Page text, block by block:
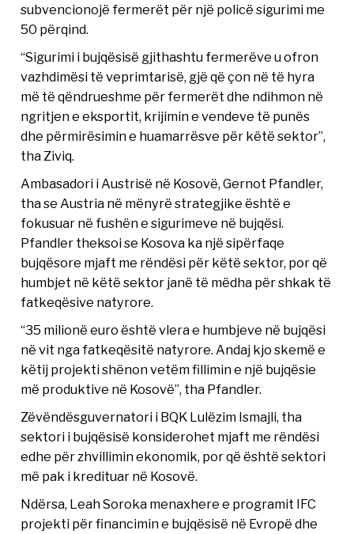
subvencionojë fermerët për një policë sigurimi me
50 përqind.
“Sigurimi i bujqësisë gjithashtu fermerëve u ofron
vazhdimësi të veprimtarisë, gjë që çon në të hyra
më të qëndrueshme për fermerët dhe ndihmon në
ngritjen e eksportit, krijimin e vendeve të punës
dhe përmirësimin e huamarrësve për këtë sektor”,
tha Ziviq.
Ambasadori i Austrisë në Kosovë, Gernot Pfandler,
tha se Austria në mënyrë strategjike është e
fokusuar në fushën e sigurimeve në bujqësi.
Pfandler theksoi se Kosova ka një sipërfaqe
bujqësore mjaft me rëndësi për këtë sektor, por që
humbjet në këtë sektor janë të mëdha për shkak të
fatkeqësive natyrore.
“35 milionë euro është vlera e humbjeve në bujqësi
në vit nga fatkeqësitë natyrore. Andaj kjo skemë e
këtij projekti shënon vetëm fillimin e një bujqësie
më produktive në Kosovë”, tha Pfandler.
Zëvëndësguvernatori i BQK Lulëzim Ismajli, tha
sektori i bujqësisë konsiderohet mjaft me rëndësi
edhe për zhvillimin ekonomik, por që është sektori
më pak i kredituar në Kosovë.
Ndërsa, Leah Soroka menaxhere e programit IFC
projekti për financimin e bujqësisë në Evropë dhe